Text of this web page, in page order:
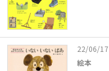
22/06/17
絵本